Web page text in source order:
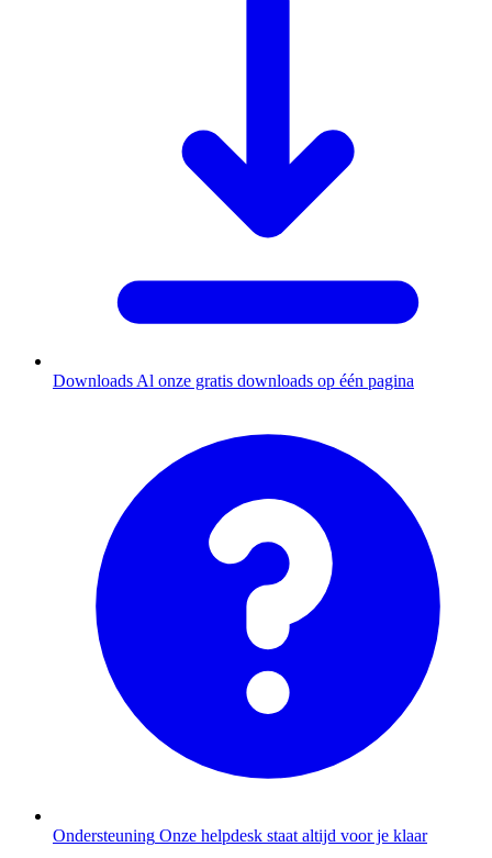
Downloads Al onze gratis downloads op één pagina
Ondersteuning Onze helpdesk staat altijd voor je klaar